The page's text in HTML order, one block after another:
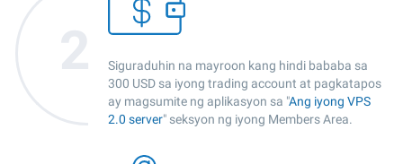
Siguraduhin na mayroon kang hindi bababa sa
300 USD sa iyong trading account at pagkatapos
ay magsumite ng aplikasyon sa "Ang iyong VPS
2.0 server" seksyon ng iyong Members Area.